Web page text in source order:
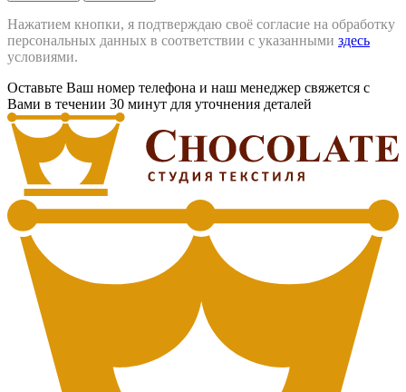
Нажатием кнопки, я подтверждаю своё согласие на обработку
персональных данных в соответствии с указанными здесь
условиями.
Оставьте Ваш номер телефона и наш менеджер свяжется с
Вами в течении 30 минут для уточнения деталей